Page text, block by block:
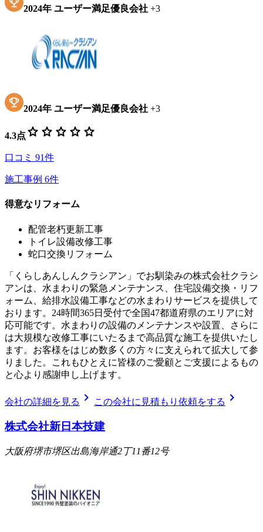
2024年 ユーザー満足優良会社 +3
2024年 ユーザー満足優良会社 +3
4.3点 star star star star star
口コミ 91件
施工事例 6件
得意なリフォーム
配管老朽更新工事
トイレ設備改修工事
蛇口交換リフォーム
「くらしあんしんクラシアン」でお馴染みの株式会社クラシ
アンは、水まわりの緊急メンテナンス、住宅設備交換・リフ
ォーム、給排水設備工事などの水まわりサービスを提供して
おります。24時間365日受付で全国47都道府県のエリアに対
応可能です。水まわりの設備のメンテナンスや設置、さらに
は大規模な改修工事にいたるまで高品質な施工を提供いたし
ます。お客様をはじめ数多くの方々に支えられて拡大して参
りました。これもひとえに皆様のご愛顧とご支援によるもの
と心より感謝申し上げます。
会社の詳細を見る chevron_right この会社に見積もり依頼をする chevron_right
株式会社新日本技建
大阪府堺市堺区出島海岸通2丁11番12号